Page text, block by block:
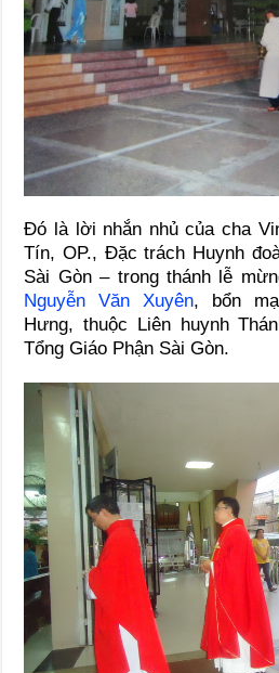
Đó là lời nhắn nhủ của cha
Tín, OP., Đặc trách Huynh
Sài Gòn – trong thánh lễ
Nguyễn Văn Xuyên, bổn
Hưng, thuộc Liên huynh
Tổng Giáo Phận Sài Gòn.